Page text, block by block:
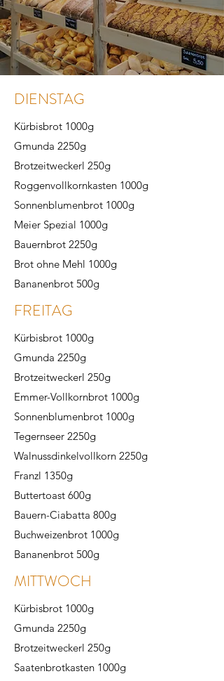
DIENSTAG
Kürbisbrot 1000g
Gmunda 2250g
Brotzeitweckerl 250g
Roggenvollkornkasten 1000g
Sonnenblumenbrot 1000g
Meier Spezial 1000g
Bauernbrot 2250g
Brot ohne Mehl 1000g
Bananenbrot 500g
FREITAG
Kürbisbrot 1000g
Gmunda 2250g
Brotzeitweckerl 250g
Emmer-Vollkornbrot 1000g
Sonnenblumenbrot 1000g
Tegernseer 2250g
Walnussdinkelvollkorn 2250g
Franzl 1350g
Buttertoast 600g
Bauern-Ciabatta 800g
Buchweizenbrot 1000g
Bananenbrot 500g
MITTWOCH
Kürbisbrot 1000g
Gmunda 2250g
Brotzeitweckerl 250g
Saatenbrotkasten 1000g